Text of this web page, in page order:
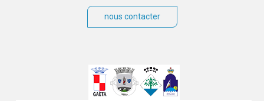
nous contacter